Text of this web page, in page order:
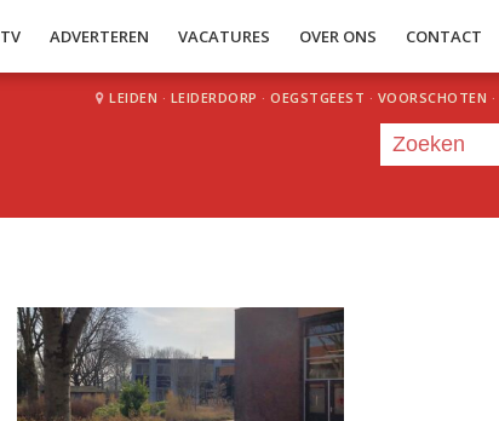
TV ADVERTEREN VACATURES OVER ONS CONTACT
LEIDEN · LEIDERDORP · OEGSTGEEST · VOORSCHOTEN ·